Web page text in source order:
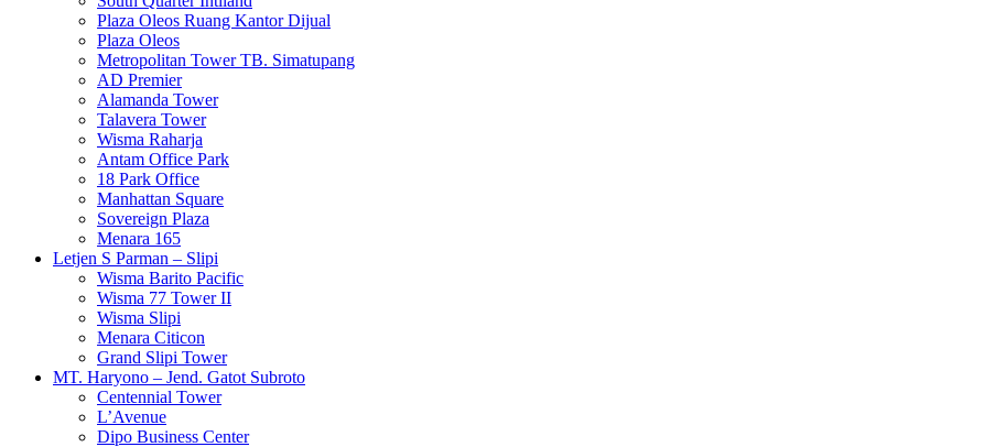
Plaza Oleos Ruang Kantor Dijual
Plaza Oleos
Metropolitan Tower TB. Simatupang
AD Premier
Alamanda Tower
Talavera Tower
Wisma Raharja
Antam Office Park
18 Park Office
Manhattan Square
Sovereign Plaza
Menara 165
Letjen S Parman – Slipi
Wisma Barito Pacific
Wisma 77 Tower II
Wisma Slipi
Menara Citicon
Grand Slipi Tower
MT. Haryono – Jend. Gatot Subroto
Centennial Tower
L’Avenue
Dipo Business Center